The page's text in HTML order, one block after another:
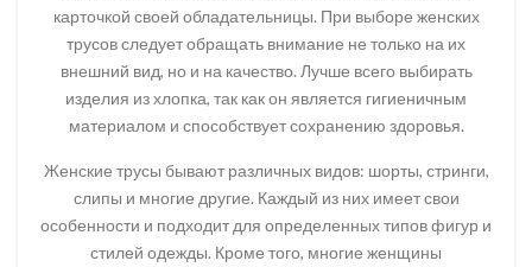
карточкой своей обладательницы. При выборе женских
трусов следует обращать внимание не только на их
внешний вид, но и на качество. Лучше всего выбирать
изделия из хлопка, так как он является гигиеничным
материалом и способствует сохранению здоровья.
Женские трусы бывают различных видов: шорты, стринги,
слипы и многие другие. Каждый из них имеет свои
особенности и подходит для определенных типов фигур и
стилей одежды. Кроме того, многие женщины